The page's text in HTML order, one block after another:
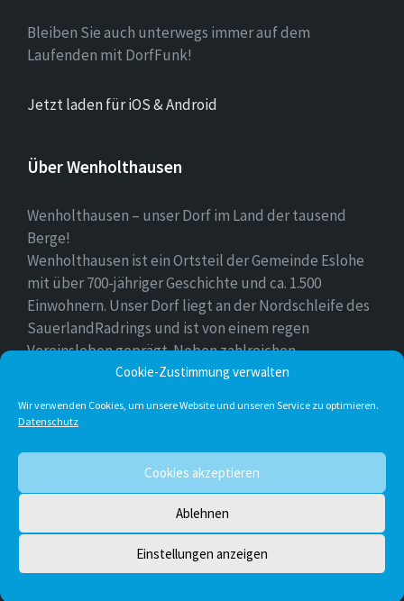
Cookie-Zustimmung verwalten
Wir verwenden Cookies, um unsere Website und unseren Service zu optimieren.
Datenschutz
Cookies akzeptieren
Ablehnen
Einstellungen anzeigen
Bleiben Sie auch unterwegs immer auf dem
Laufenden mit DorfFunk!
Jetzt laden für iOS & Android
Über Wenholthausen
Wenholthausen – unser Dorf im Land der tausend
Berge!
Wenholthausen ist ein Ortsteil der Gemeinde Eslohe
mit über 700-jähriger Geschichte und ca. 1.500
Einwohnern. Unser Dorf liegt an der Nordschleife des
SauerlandRadrings und ist von einem regen
Vereinsleben geprägt. Neben zahlreichen
Freizeitmöglichkeiten ist unser Ort für sein
Facebook Twitter
© 2026 Wenholthausen